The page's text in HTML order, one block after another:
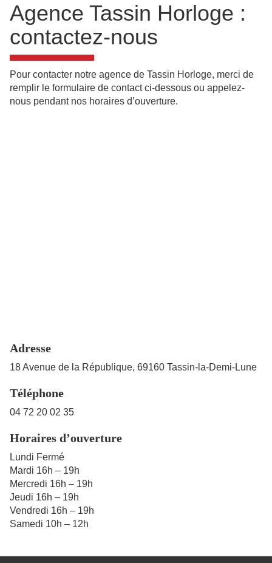
Agence Tassin Horloge :
contactez-nous
Pour contacter notre agence de Tassin Horloge, merci de
remplir le formulaire de contact ci-dessous ou appelez-
nous pendant nos horaires d’ouverture.
Adresse
18 Avenue de la République, 69160 Tassin-la-Demi-Lune
Téléphone
04 72 20 02 35
Horaires d’ouverture
Lundi Fermé
Mardi 16h – 19h
Mercredi 16h – 19h
Jeudi 16h – 19h
Vendredi 16h – 19h
Samedi 10h – 12h